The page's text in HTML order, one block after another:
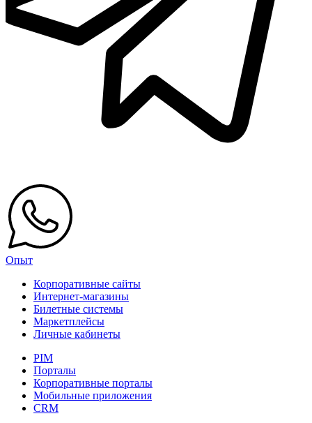
Опыт
Корпоративные сайты
Интернет-магазины
Билетные системы
Маркетплейсы
Личные кабинеты
PIM
Порталы
Корпоративные порталы
Мобильные приложения
CRM